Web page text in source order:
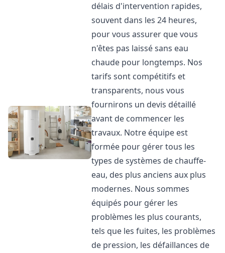
délais d'intervention rapides,
souvent dans les 24 heures,
pour vous assurer que vous
n'êtes pas laissé sans eau
chaude pour longtemps. Nos
tarifs sont compétitifs et
transparents, nous vous
fournirons un devis détaillé
avant de commencer les
travaux. Notre équipe est
formée pour gérer tous les
types de systèmes de chauffe-
eau, des plus anciens aux plus
modernes. Nous sommes
équipés pour gérer les
problèmes les plus courants,
tels que les fuites, les problèmes
de pression, les défaillances de